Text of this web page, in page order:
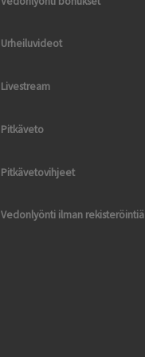
Urheiluvideot
Livestream
Pitkäveto
Pitkävetovihjeet
Vedonlyönti ilman rekisteröintiä